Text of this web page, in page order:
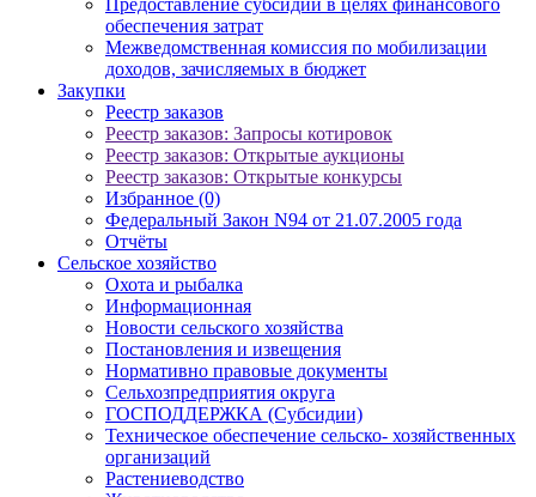
Предоставление субсидий в целях финансового
обеспечения затрат
Межведомственная комиссия по мобилизации
доходов, зачисляемых в бюджет
Закупки
Реестр заказов
Реестр заказов: Запросы котировок
Реестр заказов: Открытые аукционы
Реестр заказов: Открытые конкурсы
Избранное (0)
Федеральный Закон N94 от 21.07.2005 года
Отчёты
Сельское хозяйство
Охота и рыбалка
Информационная
Новости сельского хозяйства
Постановления и извещения
Нормативно правовые документы
Сельхозпредприятия округа
ГОСПОДДЕРЖКА (Субсидии)
Техническое обеспечение сельско- хозяйственных
организаций
Растениеводство